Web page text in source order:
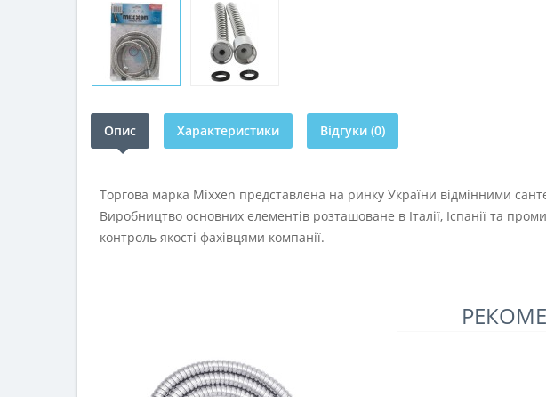
Опис Характеристики Відгуки (0)
Торгова марка Mixxen представлена на ринку України відмінними
Виробництво основних елементів розташоване в Італії, Іспанії та
контроль якості фахівцями компанії.